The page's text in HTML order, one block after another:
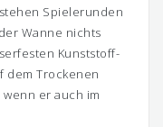
Spielerunden
Wanne nichts
Kunststoff-
dem Trockenen
er auch im